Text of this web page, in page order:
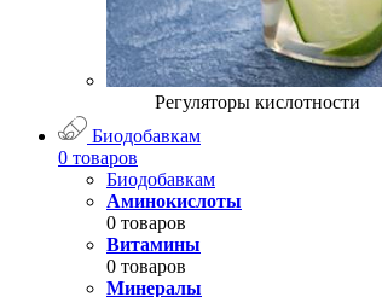
Регуляторы кислотности
Биодобавкам
0 товаров
Биодобавкам
Аминокислоты
0 товаров
Витамины
0 товаров
Минералы